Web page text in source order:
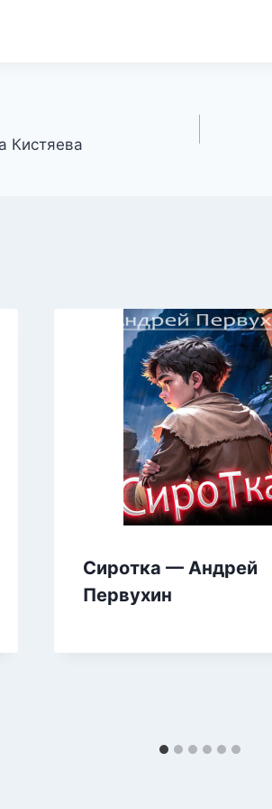
Кистяева
Сиротка — Андрей
Первухин